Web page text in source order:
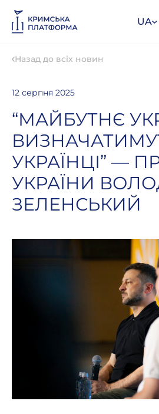
UA
Назад до всіх новин
12 серпня 2025
“МАЙБУТНЄ
УКРАЇНЦІ” —
УКРАЇНИ
ЗЕЛЕНСЬКИЙ